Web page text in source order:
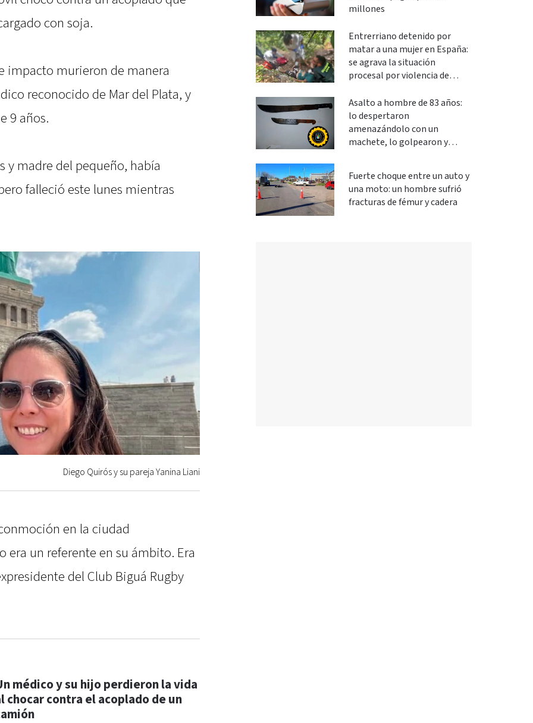
con soja.
impacto murieron de manera
reconocido de Mar del Plata, y
9 años.
y madre del pequeño, había
falleció este lunes mientras
Diego Quirós y su pareja Yanina Liani
en la ciudad
era un referente en su ámbito. Era
del Club Biguá Rugby
médico y su hijo perdieron la vida
chocar contra el acoplado de un
millones
Entrerriano detenido por
matar a una mujer en España:
se agrava la situación
procesal por violencia de
Asalto a hombre de 83 años:
lo despertaron
amenazándolo con un
machete, lo golpearon y
Fuerte choque entre un auto y
una moto: un hombre sufrió
fracturas de fémur y cadera